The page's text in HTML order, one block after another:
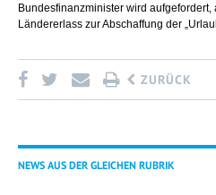
Bundesfinanzminister wird
Ländererlass zur Abschaffung der
ZURÜCK
NEWS AUS DER GLEICHEN RUBRIK